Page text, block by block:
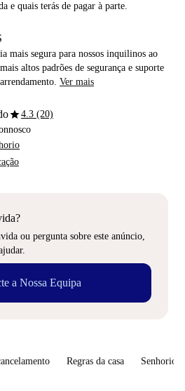
e quais terás de pagar à parte.
mais segura para nossos inquilinos ao
altos padrões de segurança e suporte
Ver mais
star4.3 (20)
ou pergunta sobre este anúncio,
a Nossa Equipa
Regras da casa Senhorio